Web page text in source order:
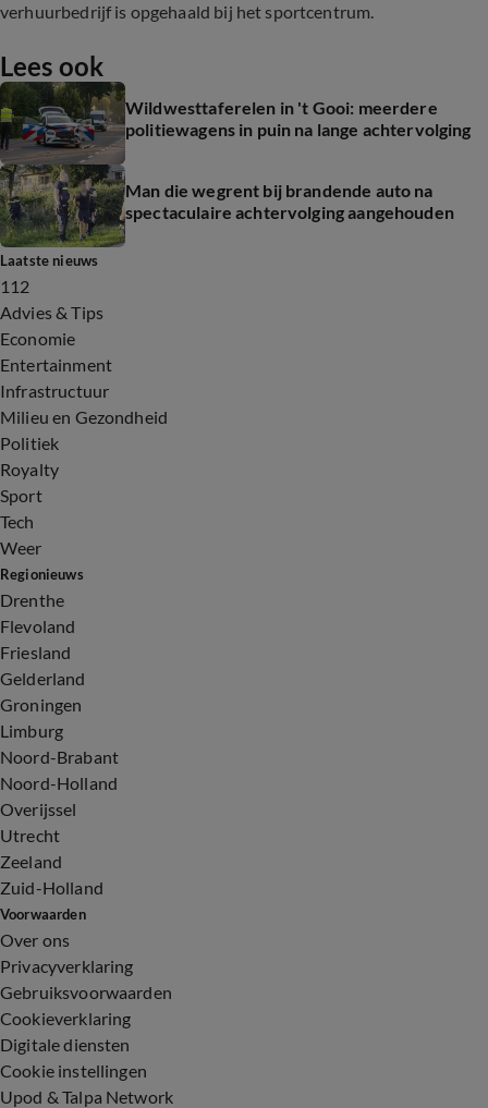
verhuurbedrijf is opgehaald bij het sportcentrum.
Lees ook
Wildwesttaferelen in 't Gooi: meerdere
politiewagens in puin na lange achtervolging
Man die wegrent bij brandende auto na
spectaculaire achtervolging aangehouden
Laatste nieuws
112
Advies & Tips
Economie
Entertainment
Infrastructuur
Milieu en Gezondheid
Politiek
Royalty
Sport
Tech
Weer
Regionieuws
Drenthe
Flevoland
Friesland
Gelderland
Groningen
Limburg
Noord-Brabant
Noord-Holland
Overijssel
Utrecht
Zeeland
Zuid-Holland
Voorwaarden
Over ons
Privacyverklaring
Gebruiksvoorwaarden
Cookieverklaring
Digitale diensten
Cookie instellingen
Upod & Talpa Network